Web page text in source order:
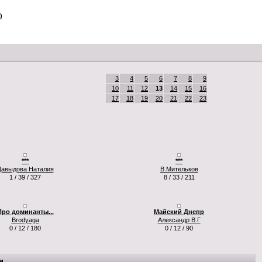
3 4 5 6 7 8
9
10
11 12 13 14 15
16
17
18 19 20 21 22 23
***
Наталия
1 / 39 / 327
***
В.Мительков
8 / 33 / 211
доминанты...
Brodyaga
0 / 12 / 180
Майский Днепр
Александр В Г
0 / 12 / 90